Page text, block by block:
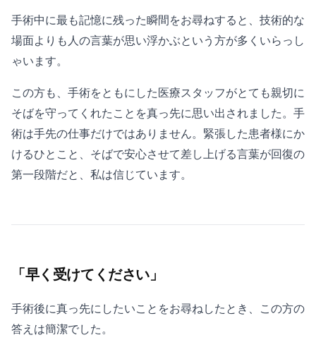
手術中に最も記憶に残った瞬間をお尋ねすると、技術的な
場面よりも人の言葉が思い浮かぶという方が多くいらっし
ゃいます。
この方も、手術をともにした医療スタッフがとても親切に
そばを守ってくれたことを真っ先に思い出されました。手
術は手先の仕事だけではありません。緊張した患者様にか
けるひとこと、そばで安心させて差し上げる言葉が回復の
第一段階だと、私は信じています。
「早く受けてください」
手術後に真っ先にしたいことをお尋ねしたとき、この方の
答えは簡潔でした。